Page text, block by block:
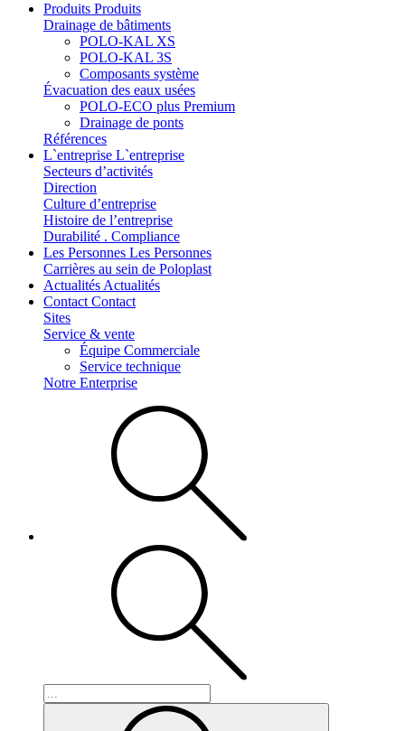
Produits Produits
Drainage de bâtiments
POLO-KAL XS
POLO-KAL 3S
Composants système
Évacuation des eaux usées
POLO-ECO plus Premium
Drainage de ponts
Références
L`entreprise L`entreprise
Secteurs d’activités
Direction
Culture d’entreprise
Histoire de l’entreprise
Durabilité . Compliance
Les Personnes Les Personnes
Carrières au sein de Poloplast
Actualités Actualités
Contact Contact
Sites
Service & vente
Équipe Commerciale
Service technique
Notre Enterprise